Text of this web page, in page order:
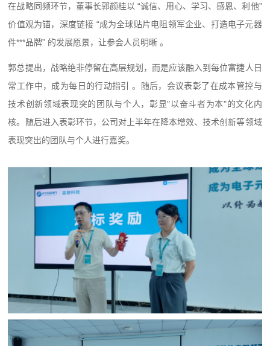
在战略同频环节，董事长郭颜桂以 “诚信、用心、学习、感恩、利他”
价值观为锚，深度链接 “成为全球贴片电阻领军企业、打造电子元器
件***品牌” 的发展愿景，让参会人员明晰 。
郭总提出，战略绝非停留在高层规划，而是应该融入到每位富捷人日
常工作中，成为每日的行动指引 。随后，会议表彰了在成本管控与
技术创新领域表现突的团队与个人，彰显"以奋斗者为本"的文化内
核。
随后进入表彰环节，公司对上半年在降本增效、技术创新等领域
表现突出的团队与个人进行嘉奖。